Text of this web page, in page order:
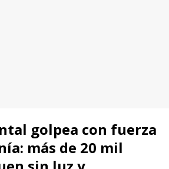
golpea con fuerza
más de 20 mil